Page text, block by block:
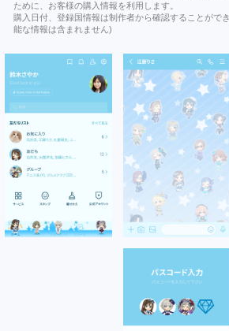
ために、お客様の購入情報を利用します。
購入日付、登録国情報は制作者から確認することがで
能な情報は含まれません)